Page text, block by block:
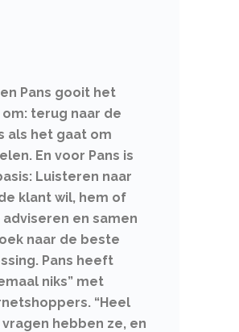
Pans gooit het
terug naar de
als het gaat om
En voor Pans is
Luisteren naar
klant wil, hem of
adviseren en samen
naar de beste
Pans heeft
niks” met
“Heel
hebben ze, en